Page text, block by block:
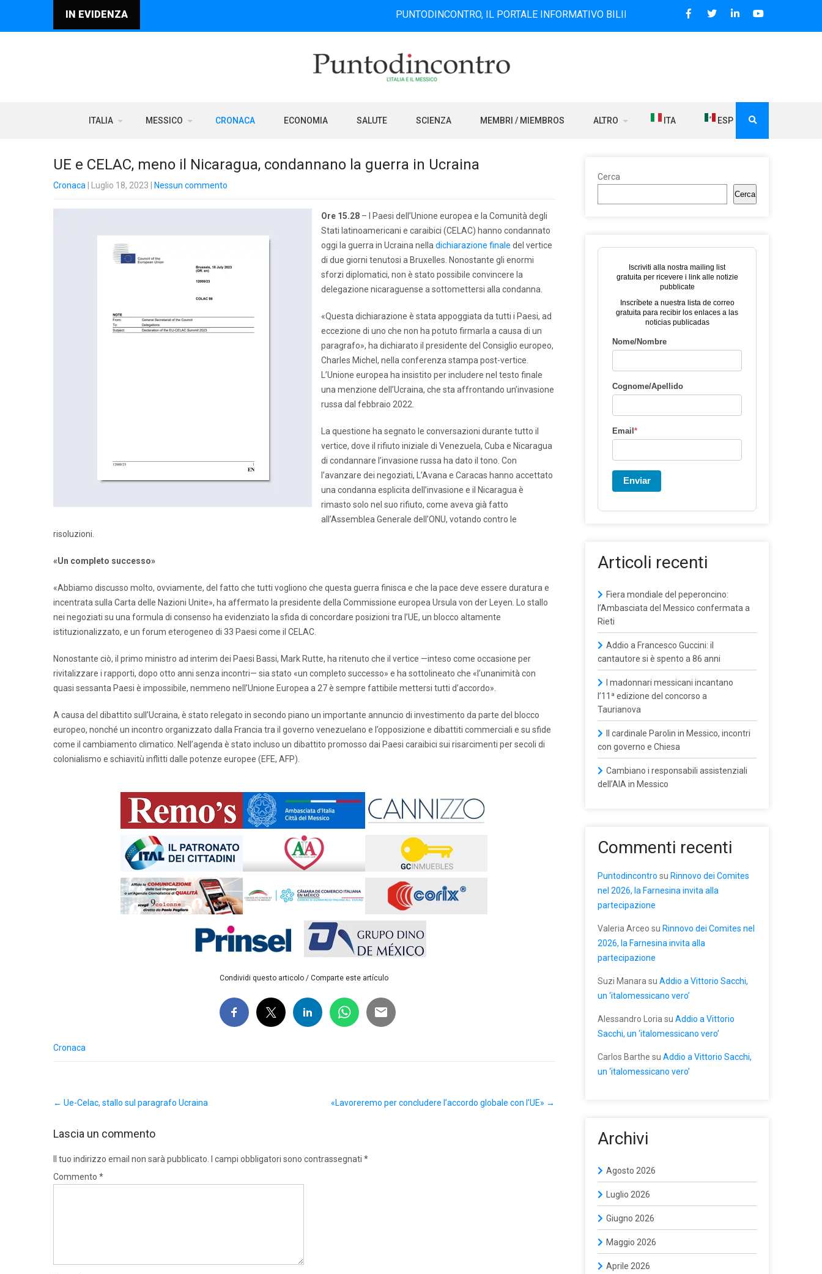
IN EVIDENZA PUNTODINCONTRO, IL PORTALE INFORMATIVO BILINGUE CHE DAL 2006 DIFFONDE NOTIZIE SUI
ITALIA MESSICO CRONACA ECONOMIA SALUTE SCIENZA MEMBRI / MIEMBROS ALTRO ITA ESP
UE e CELAC, meno il Nicaragua, condannano la guerra in Ucraina
Cronaca | Luglio 18, 2023 Nessun commento
Ore 15.28 – I Paesi dell’Unione europea e la Comunità degli
Stati latinoamericani e caraibici (CELAC) hanno condannato
oggi la guerra in Ucraina nella dichiarazione finale del vertice
di due giorni tenutosi a Bruxelles. Nonostante gli enormi
sforzi diplomatici, non è stato possibile convincere la
delegazione nicaraguense a sottomettersi alla condanna.
«Questa dichiarazione è stata appoggiata da tutti i Paesi, ad
eccezione di uno che non ha potuto firmarla a causa di un
paragrafo», ha dichiarato il presidente del Consiglio europeo,
Charles Michel, nella conferenza stampa post-vertice.
L’Unione europea ha insistito per includere nel testo finale
una menzione dell’Ucraina, che sta affrontando un’invasione
russa dal febbraio 2022.
La questione ha segnato le conversazioni durante tutto il
vertice, dove il rifiuto iniziale di Venezuela, Cuba e Nicaragua
di condannare l’invasione russa ha dato il tono. Con
l’avanzare dei negoziati, L’Avana e Caracas hanno accettato
una condanna esplicita dell’invasione e il Nicaragua è
rimasto solo nel suo rifiuto, come aveva già fatto
all’Assemblea Generale dell’ONU, votando contro le
risoluzioni.
«Un completo successo»
«Abbiamo discusso molto, ovviamente, del fatto che tutti vogliono che questa guerra finisca e che la pace deve essere duratura e
incentrata sulla Carta delle Nazioni Unite», ha affermato la presidente della Commissione europea Ursula von der Leyen. Lo stallo
nei negoziati su una formula di consenso ha evidenziato la sfida di concordare posizioni tra l’UE, un blocco altamente
istituzionalizzato, e un forum eterogeneo di 33 Paesi come il CELAC.
Nonostante ciò, il primo ministro ad interim dei Paesi Bassi, Mark Rutte, ha ritenuto che il vertice —inteso come occasione per
rivitalizzare i rapporti, dopo otto anni senza incontri— sia stato «un completo successo» e ha sottolineato che «l’unanimità con
quasi sessanta Paesi è impossibile, nemmeno nell’Unione Europea a 27 è sempre fattibile mettersi tutti d’accordo».
A causa del dibattito sull’Ucraina, è stato relegato in secondo piano un importante annuncio di investimento da parte del blocco
europeo, nonché un incontro organizzato dalla Francia tra il governo venezuelano e l’opposizione e dibattiti commerciali e su sfide
come il cambiamento climatico. Nell’agenda è stato incluso un dibattito promosso dai Paesi caraibici sui risarcimenti per secoli di
colonialismo e schiavitù inflitti dalle potenze europee (EFE, AFP).
Condividi questo articolo / Comparte este artículo
Cronaca
navigation
← Ue-Celac, stallo sul paragrafo Ucraina «Lavoreremo per concludere l’accordo globale con l’UE» →
Lascia un commento
Il tuo indirizzo email non sarà pubblicato. I campi obbligatori sono contrassegnati *
Commento *
Cerca
Cerca
Iscriviti alla nostra mailing list
gratuita per ricevere i link alle notizie
pubblicate
Inscríbete a nuestra lista de correo
gratuita para recibir los enlaces a las
noticias publicadas
Nome/Nombre
Cognome/Apellido
Email *
Enviar
Articoli recenti
Fiera mondiale del peperoncino:
l’Ambasciata del Messico confermata a
Rieti
Addio a Francesco Guccini: il
cantautore si è spento a 86 anni
I madonnari messicani incantano
l’11ª edizione del concorso a
Taurianova
Il cardinale Parolin in Messico, incontri
con governo e Chiesa
Cambiano i responsabili assistenziali
dell’AIA in Messico
Commenti recenti
Puntodincontro su Rinnovo dei Comites
nel 2026, la Farnesina invita alla
partecipazione
Valeria Arceo su Rinnovo dei Comites nel
2026, la Farnesina invita alla
partecipazione
Suzi Manara su Addio a Vittorio Sacchi,
un ‘italomessicano vero’
Alessandro Loria su Addio a Vittorio
Sacchi, un ‘italomessicano vero’
Carlos Barthe su Addio a Vittorio Sacchi,
un ‘italomessicano vero’
Archivi
Agosto 2026
Luglio 2026
Giugno 2026
Maggio 2026
Aprile 2026